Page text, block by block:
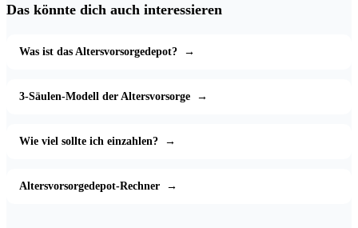
Das könnte dich auch interessieren
Was ist das Altersvorsorgedepot? →
3-Säulen-Modell der Altersvorsorge →
Wie viel sollte ich einzahlen? →
Altersvorsorgedepot-Rechner →